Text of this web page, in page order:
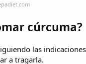
cúrcuma?
las
a tragarla.